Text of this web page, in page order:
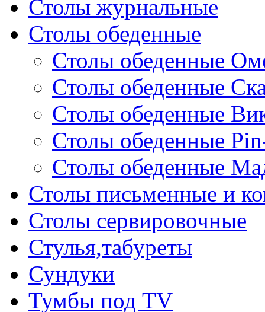
Столы журнальные
Столы обеденные
Столы обеденные
Столы обеденные
Столы обеденные
Столы обеденные
Столы обеденные
Столы письменные и
Столы сервировочные
Стулья,табуреты
Сундуки
Тумбы под TV